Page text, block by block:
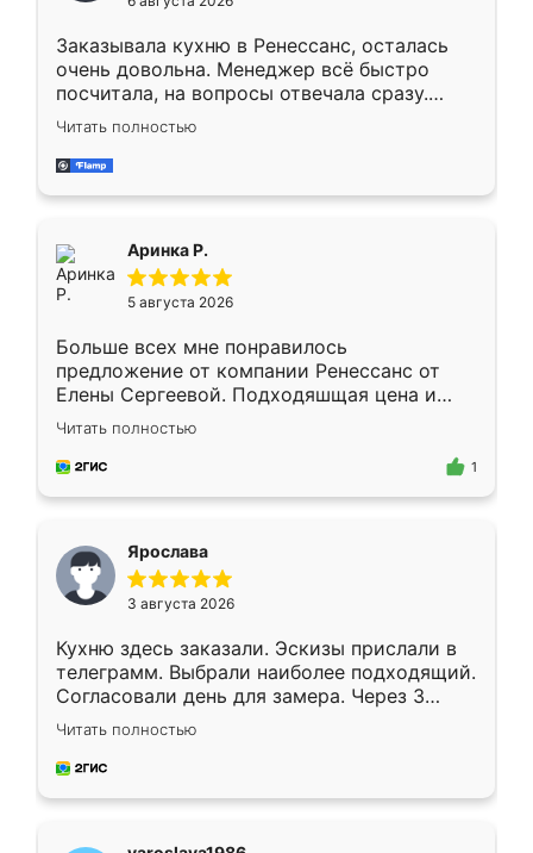
мебели буду заказывать только здесь.
Заказывала кухню в Ренессанс, осталась
очень довольна. Менеджер всё быстро
посчитала, на вопросы отвечала сразу.
Замерщик приехал в субботу, подошёл к
делу со всей ответственностью. Собрали
за день, ребята работали аккуратно, даже
Читать полностью
Аринка Р.
5 августа 2026
Больше всех мне понравилось
предложение от компании Ренессанс от
Елены Сергеевой. Подходяшщая цена и
короткие сроки изготовления. Приехавший
для замера сотрудник Владислав
предложил по моему эскизу самый
Читать полностью
1
Ярослава
3 августа 2026
Кухню здесь заказали. Эскизы прислали в
телеграмм. Выбрали наиболее подходящий.
Согласовали день для замера. Через 3
недели кухня была уже готова. Остались
довольны работой. Спасибо Ренессанс
мебель за качественную работу!
Читать полностью